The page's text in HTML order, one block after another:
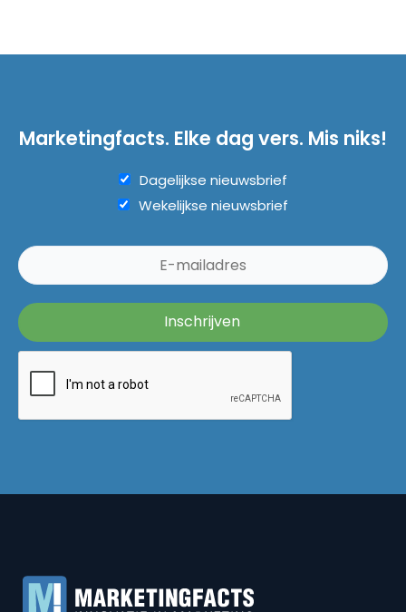
Marketingfacts. Elke dag vers. Mis niks!
Dagelijkse nieuwsbrief
Wekelijkse nieuwsbrief